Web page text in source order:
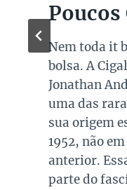
Poucos
Nem toda it
bolsa. A
Jonathan
uma das
sua origem
1952, não
anterior.
parte do